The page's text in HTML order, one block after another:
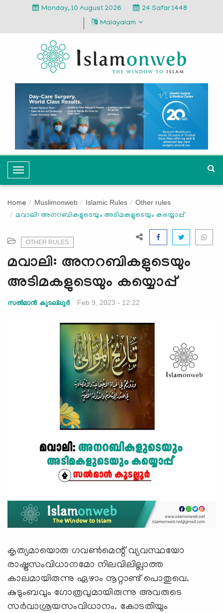
Monday, 10 August 2026
24 Safar 1448
Malayalam
T
o
g
l
a
v
i
a
Home Muslimonweb Islamic Rules Other rules
മവാലി: അനറബികളുടെയും അടിമകളുടെയും കയ്യൊപ്പ്
OTHER RULES
മവാലി: അനറബികളുടെയും
അടിമകളുടെയും കയ്യൊപ്പ്
സല്‍മാന്‍ കൂടല്ലൂര്‍ Feb 9, 2023 - 12:22
കൃത്യമായൊരു ഗവണ്‍മെന്റ് വ്യവസ്ഥയോ
രാഷ്ട്രസംവിധാനമോ നിലവിലില്ലാത്ത
കാലമായിരുന്നു ഏഴാം നൂറ്റാണ്ട് പൊതുവെ.
കുടുംബവും ഗോത്രവുമായിരുന്നു അവരുടെ
സര്‍വാശ്രയസംവിധാനം. കോടതിയും